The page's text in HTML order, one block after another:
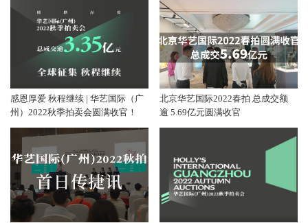
感恩厚爱 秋程继续 | 华艺国际（广
州）2022秋季拍卖会圆满收官！
北京华艺国际2022春拍 总成交额
逾 5.69亿元圆满收官